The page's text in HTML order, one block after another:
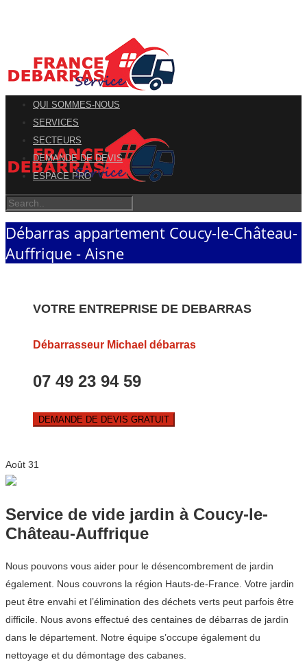
QUI SOMMES-NOUS
SERVICES
SECTEURS
DEMANDE DE DEVIS
ESPACE PRO
Débarras appartement Coucy-le-Château-
Auffrique - Aisne
VOTRE ENTREPRISE DE DEBARRAS
Débarrasseur Michael débarras
07 49 23 94 59
DEMANDE DE DEVIS GRATUIT
Août 31
Service de vide jardin à Coucy-le-
Château-Auffrique
Nous pouvons vous aider pour le désencombrement de jardin
également. Nous couvrons la région Hauts-de-France. Votre jardin
peut être envahi et l’élimination des déchets verts peut parfois être
difficile. Nous avons effectué des centaines de débarras de jardin
dans le département. Notre équipe s’occupe également du
nettoyage et du démontage des cabanes.